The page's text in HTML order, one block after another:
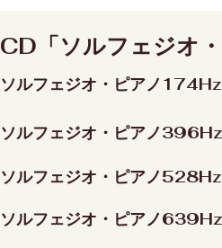
CD「ソルフェジオ
ソルフェジオ・ピアノ174Hz
ソルフェジオ・ピアノ396Hz
ソルフェジオ・ピアノ528Hz
ソルフェジオ・ピアノ639Hz